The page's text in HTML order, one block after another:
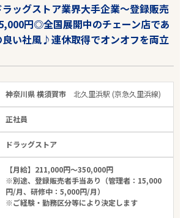
ラッグストア業界大手企業～登録販売
円◎全国展開中のチェーン店であ
良い社風♪連休取得でオンオフを両立
神奈川県 横須賀市 北久里浜駅 (京急久里浜線)
正社員
ドラッグストア
【月給】211,000円～350,000円
※別途、登録販売者手当あり（管理者：15,000
円/月、研修中：5,000円/月）
※ご経験・勤務区分等により決定します